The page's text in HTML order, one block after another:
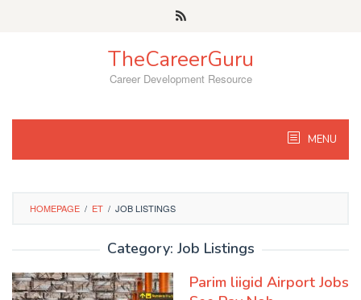
TheCareerGuru
Career Development Resource
MENU
HOMEPAGE / ET / JOB LISTINGS
Category: Job Listings
Parim liigid Airport Jobs